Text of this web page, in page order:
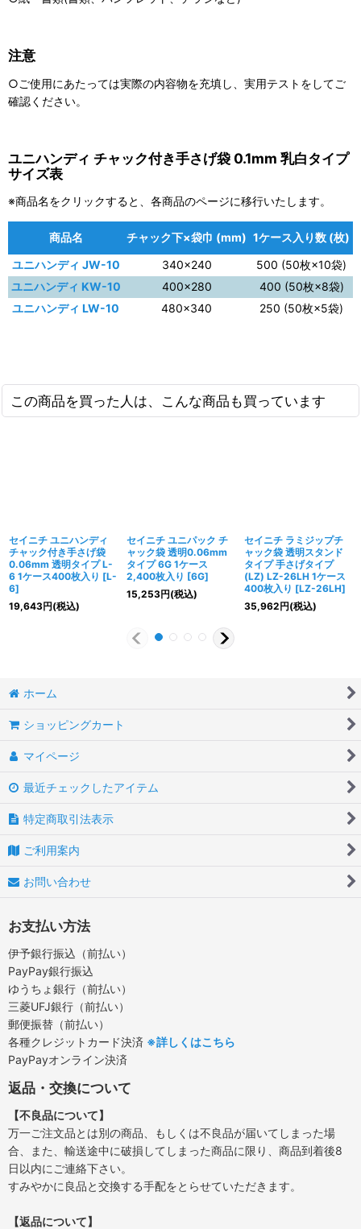
注意
○ご使用にあたっては実際の内容物を充填し、実用テストをしてご
確認ください。
ユニハンディ チャック付き手さげ袋 0.1mm 乳白タイプ
サイズ表
※商品名をクリックすると、各商品のページに移行いたします。
商品名 チャック下×袋巾 (mm) 1ケース入り数 (枚)
ユニハンディ JW-10
340×240
500 (50枚×10袋)
ユニハンディ KW-10
400×280
400 (50枚×8袋)
ユニハンディ LW-10
480×340 250 (50枚×5袋)
この商品を買った人は、こんな商品も買っています
セイニチ ユニハンディ
チャック付き手さげ袋
0.06mm 透明タイプ L-
6 1ケース400枚入り [L-
6]
19,643円(税込)
セイニチ ユニパック チ
ャック袋 透明0.06mm
タイプ 6G 1ケース
2,400枚入り [6G]
15,253円(税込)
セイニチ ラミジップチ
ャック袋 透明スタンド
タイプ 手さげタイプ
(LZ) LZ-26LH 1ケース
400枚入り [LZ-26LH]
35,962円(税込)
ホーム
ショッピングカート
マイページ
最近チェックしたアイテム
特定商取引法表示
ご利用案内
お問い合わせ
お支払い方法
伊予銀行振込（前払い）
PayPay銀行振込
ゆうちょ銀行（前払い）
三菱UFJ銀行（前払い）
郵便振替（前払い）
各種クレジットカード決済 ※詳しくはこちら
PayPayオンライン決済
返品・交換について
【不良品について】
万一ご注文品とは別の商品、もしくは不良品が届いてしまった場
合、また、輸送途中に破損してしまった商品に限り、商品到着後8
日以内にご連絡下さい。
すみやかに良品と交換する手配をとらせていただきます。
【返品について】